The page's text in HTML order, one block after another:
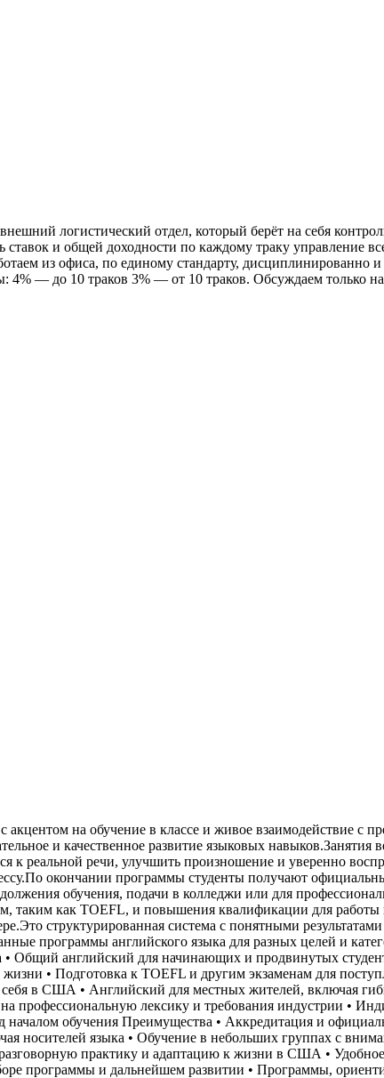
логистический отдел, который берёт на себя
и общей доходности по каждому траку управление
из офиса, по единому стандарту,
4% — до 10 траков 3% — от 10 траков. Обсуждаем только
на обучение в классе и живое взаимодействие с
и качественное развитие языковых
к реальной речи, улучшить произношение и уверенно
окончании программы студенты получают
обучения, подачи в колледжи или для
таким как TOEFL, и повышения квалификации для
структурированная система с понятными результатами
программы английского языка для разных целей и
• Общий английский для начинающих и продвинутых
• Подготовка к TOEFL и другим экзаменам для
себя в США • Английский для местных жителей, включая
профессиональную лексику и требования индустрии •
началом обучения Преимущества • Аккредитация и
носителей языка • Обучение в небольших группах с
практику и адаптацию к жизни в США •
программы и дальнейшем развитии • Программы,